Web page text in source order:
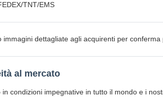
TNT/EMS
immagini dettagliate agli acquirenti per
al mercato
condizioni impegnative in tutto il mondo e i